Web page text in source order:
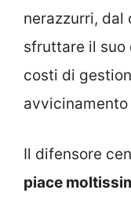
nerazzurri, dal
sfruttare il suo
costi di
avvicinamento
Il difensore
piace